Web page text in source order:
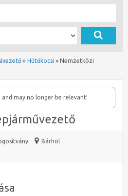
» Hűtőkocsi » Nemzetközi
and may no longer be relevant!
Bárhol